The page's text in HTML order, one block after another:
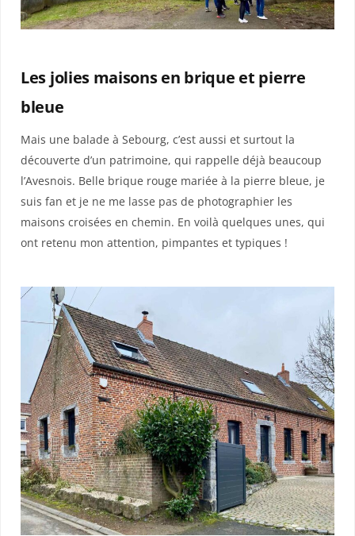
Les jolies maisons en brique et pierre
bleue
Mais une balade à Sebourg, c’est aussi et surtout la
découverte d’un patrimoine, qui rappelle déjà beaucoup
l’Avesnois. Belle brique rouge mariée à la pierre bleue, je
suis fan et je ne me lasse pas de photographier les
maisons croisées en chemin. En voilà quelques unes, qui
ont retenu mon attention, pimpantes et typiques !